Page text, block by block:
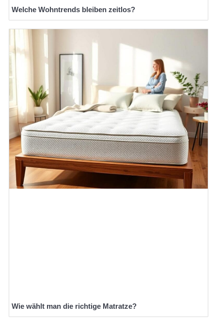
Welche Wohntrends bleiben zeitlos?
Wie wählt man die richtige Matratze?